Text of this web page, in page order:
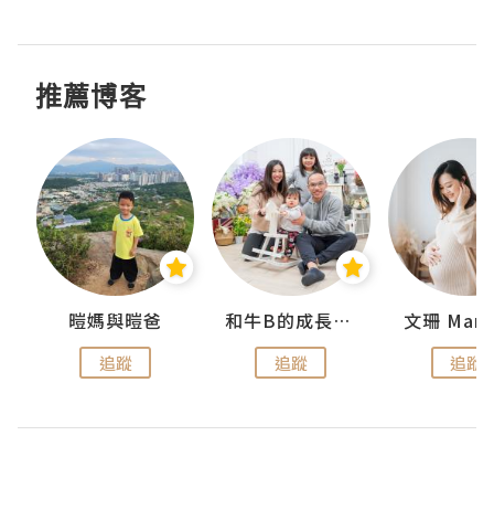
推薦博客
暟媽與暟爸
追蹤
和牛B的成長日記
追蹤
文珊
追蹤